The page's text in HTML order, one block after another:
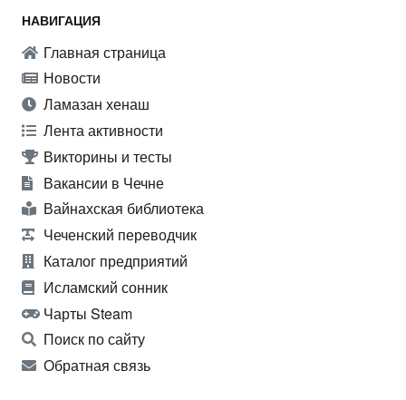
НАВИГАЦИЯ
Главная страница
Новости
Ламазан хенаш
Лента активности
Викторины и тесты
Вакансии в Чечне
Вайнахская библиотека
Чеченский переводчик
Каталог предприятий
Исламский сонник
Чарты Steam
Поиск по сайту
Обратная связь